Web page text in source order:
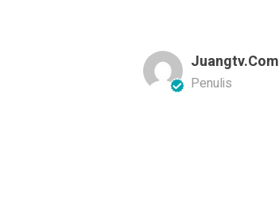
Juangtv.com
Penulis